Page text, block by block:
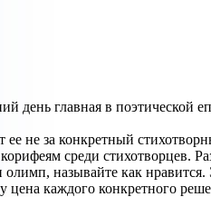
день главная в поэтической
не за конкретный
среди стихотворцев.
олимп, называйте как
цена каждого конкретного